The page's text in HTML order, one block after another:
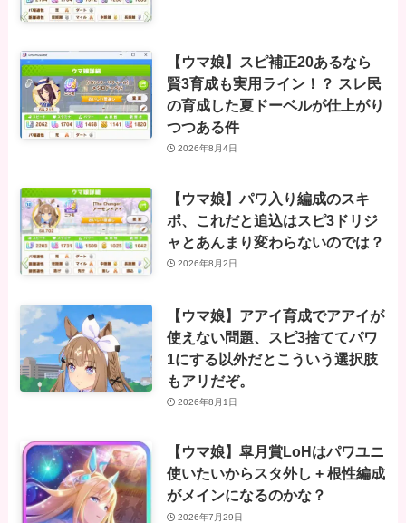
【ウマ娘】スピ補正20あるなら
賢3育成も実用ライン！？ スレ民
の育成した夏ドーベルが仕上がり
つつある件
2026年8月4日
【ウマ娘】パワ入り編成のスキ
ポ、これだと追込はスピ3ドリジ
ャとあんまり変わらないのでは？
2026年8月2日
【ウマ娘】アアイ育成でアアイが
使えない問題、スピ3捨ててパワ
1にする以外だとこういう選択肢
もアリだぞ。
2026年8月1日
【ウマ娘】皐月賞LoHはパワユニ
使いたいからスタ外し + 根性編成
がメインになるのかな？
2026年7月29日